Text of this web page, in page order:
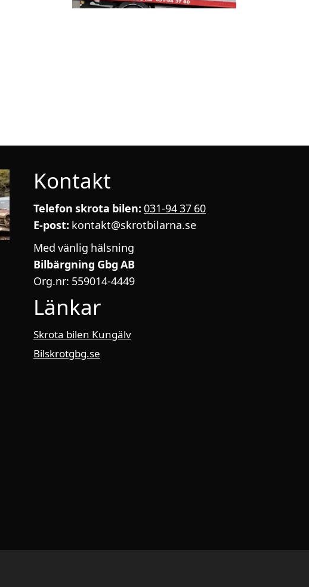
Kontakt
Telefon skrota bilen: 031-94 37 60
E-post: kontakt@skrotbilarna.se
Med vänlig hälsning
Bilbärgning Gbg AB
Org.nr: 559014-4449
Länkar
Skrota bilen Kungälv
Bilskrotgbg.se